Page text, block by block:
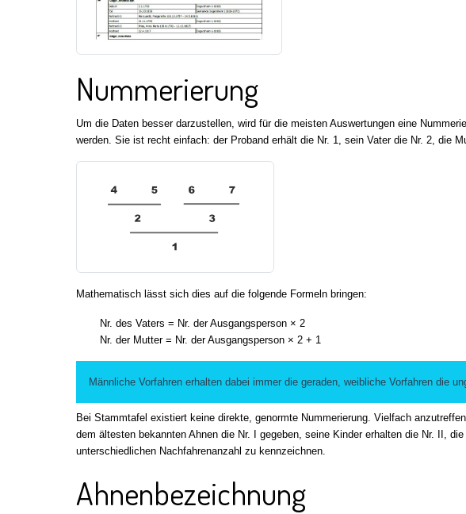
Nummerierung
Um die Daten besser darzustellen, wird für die meisten Auswertungen eine
werden. Sie ist recht einfach: der Proband erhält die Nr. 1, sein Vater die Nr. 2, die
Mathematisch lässt sich dies auf die folgende Formeln bringen:
Nr. des Vaters = Nr. der Ausgangsperson × 2
Nr. der Mutter = Nr. der Ausgangsperson × 2 + 1
Männliche Vorfahren erhalten dabei immer die geraden, weibliche Vorfahren die
Bei Stammtafel existiert keine direkte, genormte Nummerierung. Vielfach
dem ältesten bekannten Ahnen die Nr. I gegeben, seine Kinder erhalten die Nr. II,
unterschiedlichen Nachfahrenanzahl zu kennzeichnen.
Ahnenbezeichnung